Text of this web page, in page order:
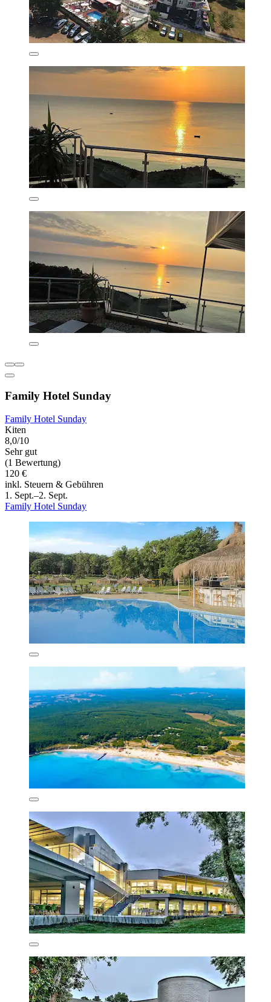
Family Hotel Sunday
Family Hotel Sunday
Kiten
8,0/10
Sehr gut
(1 Bewertung)
120 €
inkl. Steuern & Gebühren
1. Sept.–2. Sept.
Family Hotel Sunday